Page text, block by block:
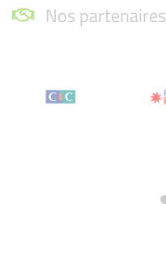
Nos partenaires